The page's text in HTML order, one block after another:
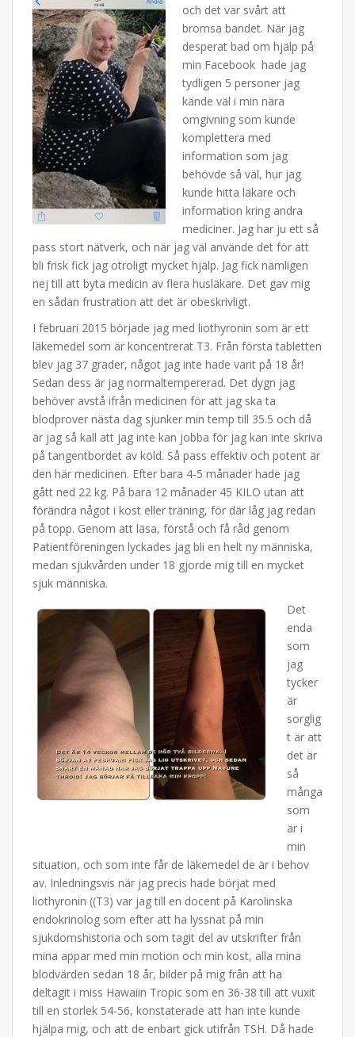
och det var svårt att
bromsa bandet. När jag
desperat bad om hjälp på
min Facebook hade jag
tydligen 5 personer jag
kände väl i min nära
omgivning som kunde
komplettera med
information som jag
behövde så väl, hur jag
kunde hitta läkare och
information kring andra
mediciner. Jag har ju ett så
pass stort nätverk, och när jag väl använde det för att
bli frisk fick jag otroligt mycket hjälp. Jag fick nämligen
nej till att byta medicin av flera husläkare. Det gav mig
en sådan frustration att det är obeskrivligt.
I februari 2015 började jag med liothyronin som är ett
läkemedel som är koncentrerat T3. Från första tabletten
blev jag 37 grader, något jag inte hade varit på 18 år!
Sedan dess är jag normaltempererad. Det dygn jag
behöver avstå ifrån medicinen för att jag ska ta
blodprover nästa dag sjunker min temp till 35.5 och då
är jag så kall att jag inte kan jobba för jag kan inte skriva
på tangentbordet av köld. Så pass effektiv och potent är
den här medicinen. Efter bara 4-5 månader hade jag
gått ned 22 kg. På bara 12 månader 45 KILO utan att
förändra något i kost eller träning, för där låg jag redan
på topp. Genom att läsa, förstå och få råd genom
Patientföreningen lyckades jag bli en helt ny människa,
medan sjukvården under 18 gjorde mig till en mycket
sjuk människa.
Det
enda
som
jag
tycker
är
sorglig
t är att
det är
så
många
som
är i
min
situation, och som inte får de läkemedel de är i behov
av. Inledningsvis när jag precis hade börjat med
liothyronin ((T3) var jag till en docent på Karolinska
endokrinolog som efter att ha lyssnat på min
sjukdomshistoria och som tagit del av utskrifter från
mina appar med min motion och min kost, alla mina
blodvärden sedan 18 år, bilder på mig från att ha
deltagit i miss Hawaiin Tropic som en 36-38 till att vuxit
till en storlek 54-56, konstaterade att han inte kunde
hjälpa mig, och att de enbart gick utifrån TSH. Då hade